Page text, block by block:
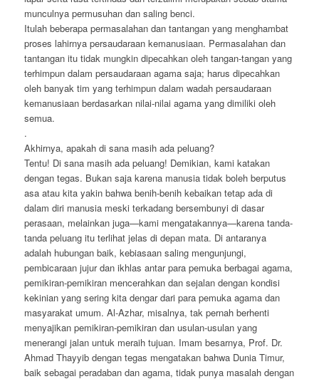
munculnya permusuhan dan saling benci.
Itulah beberapa permasalahan dan tantangan yang menghambat
proses lahirnya persaudaraan kemanusiaan. Permasalahan dan
tantangan itu tidak mungkin dipecahkan oleh tangan-tangan yang
terhimpun dalam persaudaraan agama saja; harus dipecahkan
oleh banyak tim yang terhimpun dalam wadah persaudaraan
kemanusiaan berdasarkan nilai-nilai agama yang dimiliki oleh
semua.
.
Akhirnya, apakah di sana masih ada peluang?
Tentu! Di sana masih ada peluang! Demikian, kami katakan
dengan tegas. Bukan saja karena manusia tidak boleh berputus
asa atau kita yakin bahwa benih-benih kebaikan tetap ada di
dalam diri manusia meski terkadang bersembunyi di dasar
perasaan, melainkan juga—kami mengatakannya—karena tanda-
tanda peluang itu terlihat jelas di depan mata. Di antaranya
adalah hubungan baik, kebiasaan saling mengunjungi,
pembicaraan jujur dan ikhlas antar para pemuka berbagai agama,
pemikiran-pemikiran mencerahkan dan sejalan dengan kondisi
kekinian yang sering kita dengar dari para pemuka agama dan
masyarakat umum. Al-Azhar, misalnya, tak pernah berhenti
menyajikan pemikiran-pemikiran dan usulan-usulan yang
menerangi jalan untuk meraih tujuan. Imam besarnya, Prof. Dr.
Ahmad Thayyib dengan tegas mengatakan bahwa Dunia Timur,
baik sebagai peradaban dan agama, tidak punya masalah dengan